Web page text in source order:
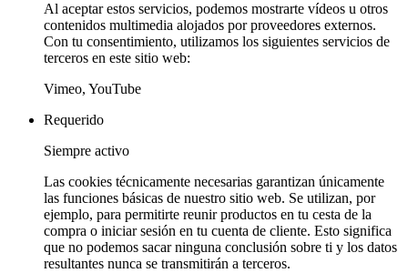
Al aceptar estos servicios, podemos mostrarte vídeos u otros
contenidos multimedia alojados por proveedores externos.
Con tu consentimiento, utilizamos los siguientes servicios de
terceros en este sitio web:
Vimeo, YouTube
Requerido
Siempre activo
Las cookies técnicamente necesarias garantizan únicamente
las funciones básicas de nuestro sitio web. Se utilizan, por
ejemplo, para permitirte reunir productos en tu cesta de la
compra o iniciar sesión en tu cuenta de cliente. Esto significa
que no podemos sacar ninguna conclusión sobre ti y los datos
resultantes nunca se transmitirán a terceros.